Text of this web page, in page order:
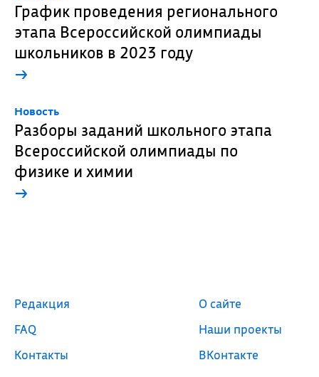
График проведения регионального
этапа Всероссийской олимпиады
школьников в 2023 году
→
Новость
Разборы заданий школьного этапа
Всероссийской олимпиады по
физике и химии
→
Редакция
FAQ
Контакты
О сайте
Наши проекты
ВКонтакте